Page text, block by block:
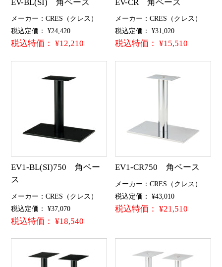
EV-BL(SI) 角ベース
メーカー：CRES（クレス）
税込定価： ¥24,420
税込特価： ¥12,210
EV-CR 角ベース
メーカー：CRES（クレス）
税込定価： ¥31,020
税込特価： ¥15,510
EV1-BL(SI)750 角ベー
ス
メーカー：CRES（クレス）
税込定価： ¥37,070
税込特価： ¥18,540
EV1-CR750 角ベース
メーカー：CRES（クレス）
税込定価： ¥43,010
税込特価： ¥21,510